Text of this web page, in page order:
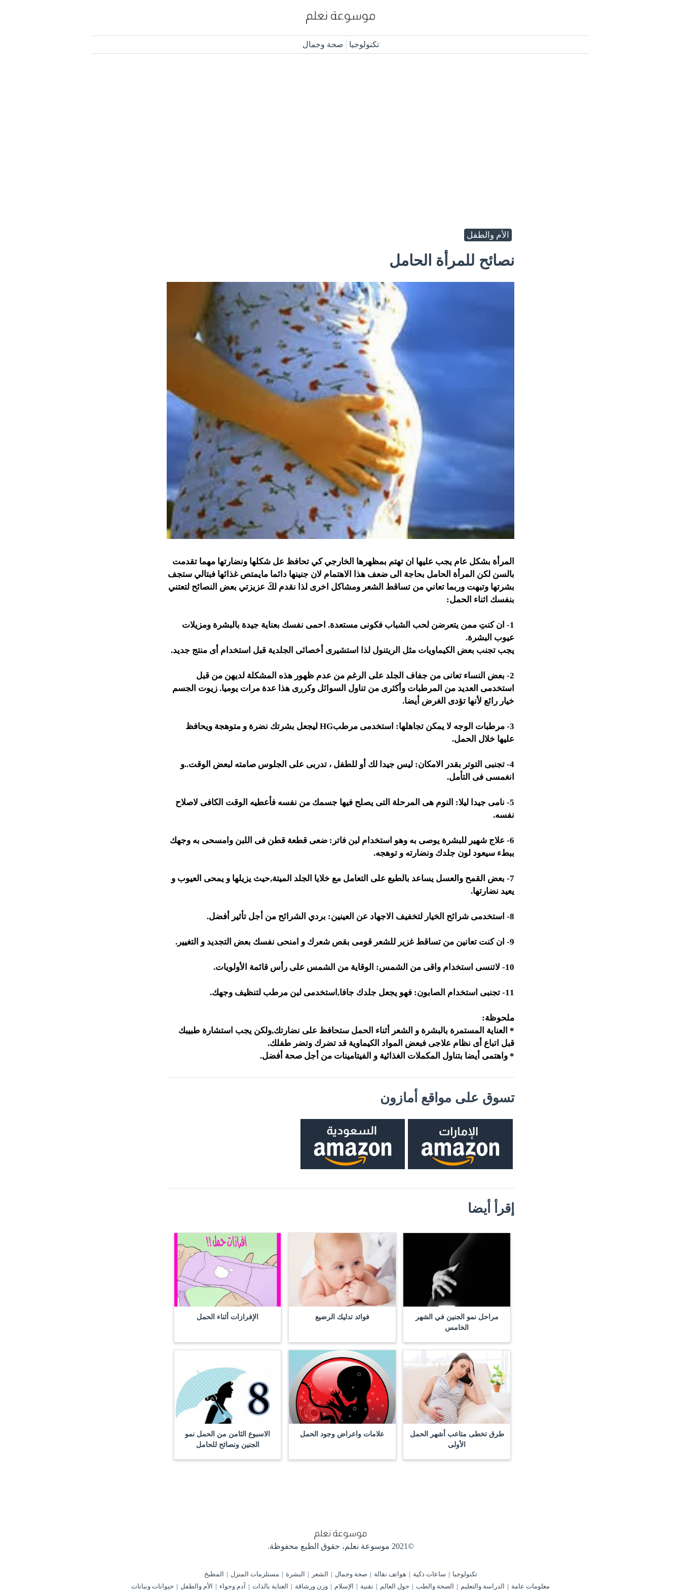
تكنولوجيا صحة وجمال
الأم والطفل
نصائح للمرأة الحامل
المرأة بشكل عام يجب عليها ان تهتم بمظهرها الخارجي كي تحافظ عل شكلها ونضارتها مهما تقدمت
بالسن لكن المرأة الحامل بحاجة الى ضعف هذا الاهتمام لان جنينها دائما مايمتص غذائها فبتالي ستجف
بشرتها وتبهت وربما تعاني من تساقط الشعر ومشاكل اخرى لذا نقدم لكَ عزيزتي بعض النصائح لتعتني
بنفسك اثناء الحمل:
1- ان كنتِ ممن يتعرضن لحب الشباب
فكونى مستعدة. احمى نفسك بعناية جيدة بالبشرة ومزيلات
عيوب البشرة.
يجب تجنب بعض الكيماويات مثل الريتنول لذا استشيرى أخصائى الجلدية قبل استخدام أى منتج جديد.
2- بعض النساء تعانى من جفاف الجلد
على الرغم من عدم ظهور هذه المشكلة لديهن من قبل
استخدمى العديد من المرطبات وأكثرى من تناول السوائل وكررى هذا عدة مرات يوميا. زيوت الجسم
خيار رائع لأنها تؤدى الغرض أيضا.
3- مرطبات الوجه لا يمكن تجاهلها:
استخدمى مرطبHG ليجعل بشرتك نضرة و متوهجة ويحافظ
عليها خلال الحمل.
4- تجنبى التوتر بقدر الامكان:
ليس جيدا لك أو للطفل ، تدربى على الجلوس صامته لبعض الوقت..و
انغمسى فى التأمل.
5- نامى جيدا ليلا:
النوم هى المرحلة التى يصلح فيها جسمك من نفسه فأعطيه الوقت الكافى لاصلاح
نفسه.
6- علاج شهير للبشرة يوصى به وهو استخدام لبن فاتر:
ضعى قطعة قطن فى اللبن وامسحى به وجهك
ببطء سيعود لون جلدك ونضارته و توهجه.
7- بعض القمح والعسل
يساعد بالطبع على التعامل مع خلايا الجلد الميتة,حيث يزيلها و يمحى العيوب و
يعيد نضارتها.
8- استخدمى شرائح الخيار لتخفيف الاجهاد عن العينين: بردي الشرائح من أجل تأثير أفضل.
9- ان كنت تعانين من تساقط غزير للشعر قومى بقص شعرك و امنحى نفسك بعض التجديد و التغيير.
10- لاتنسى استخدام واقى من الشمس: الوقاية من الشمس على رأس قائمة الأولويات.
11- تجنبى استخدام الصابون: فهو يجعل جلدك جافا,استخدمى لبن مرطب لتنظيف وجهك.
ملحوظة:
* العناية المستمرة بالبشرة و الشعر أثناء الحمل ستحافظ على نضارتك,ولكن يجب استشارة طبيبك
قبل اتباع أى نظام علاجى فبعض المواد الكيماوية قد تضرك وتضر طفلك.
* واهتمى أيضا بتناول المكملات الغذائية و الفيتامينات من أجل صحة أفضل.
تسوق على مواقع أمازون
إقرأ أيضا
مراحل نمو الجنين في الشهر
الخامس
فوائد تدليك الرضيع الإفرازات أثناء الحمل
طرق تخطى متاعب أشهر الحمل
الأولى
علامات واعراض وجود الحمل
الاسبوع الثامن من الحمل نمو
الجنين ونصائح للحامل
©2021 موسوعة نعلم، حقوق الطبع محفوظة.
تكنولوجيا ساعات ذكية هواتف نقالة صحة وجمال الشعر البشرة مستلزمات المنزل
المطبخ
معلومات عامة
الدراسة والتعليم الصحة والطب حول العالم تقنية الإسلام وزن ورشاقة العناية بالذات آدم وحواء الأم والطفل حيوانات ونباتات